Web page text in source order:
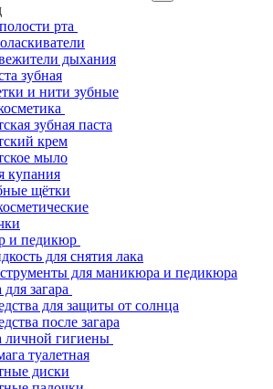
рта
дыхания
зубная
и нити зубные
зубная паста
крем
мыло
купания
щётки
и педикюр
для снятия лака
для маникюра и педикюра
загара
для защиты от солнца
после загара
личной гигиены
туалетная
диски